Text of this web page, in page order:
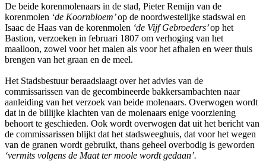
De beide korenmolenaars in de stad, Pieter Remijn van de
korenmolen ‘de Koornbloem’op de noordwestelijke stadswal en
Isaac de Haas van de korenmolen ‘de Vijf Gebroeders’op het
Bastion, verzoeken in februari 1807 om verhoging van het
maalloon, zowel voor het malen als voor het afhalen en weer thuis
brengen van het graan en de meel.
Het Stadsbestuur beraadslaagt over het advies van de
commissarissen van de gecombineerde bakkersambachten naar
aanleiding van het verzoek van beide molenaars. Overwogen wordt
dat in de billijke klachten van de molenaars enige voorziening
behoort te geschieden. Ook wordt overwogen dat uit het bericht van
de commissarissen blijkt dat het stadsweeghuis, dat voor het wegen
van de granen wordt gebruikt, thans geheel overbodig is geworden
‘vermits volgens de Maat ter moole wordt gedaan’.